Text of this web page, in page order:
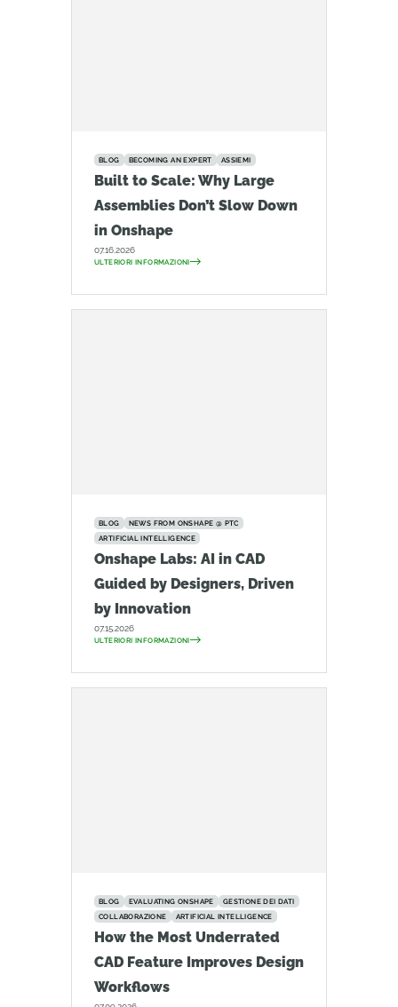
BLOG BECOMING AN EXPERT ASSIEMI
Built to Scale: Why Large
Assemblies Don’t Slow Down
in Onshape
07.16.2026
ULTERIORI INFORMAZIONI
BLOG
NEWS FROM ONSHAPE @ PTC
ARTIFICIAL INTELLIGENCE
Onshape Labs: AI in CAD
Guided by Designers, Driven
by Innovation
07.15.2026
ULTERIORI INFORMAZIONI
BLOG EVALUATING ONSHAPE
GESTIONE DEI DATI
COLLABORAZIONE
ARTIFICIAL INTELLIGENCE
How the Most Underrated
CAD Feature Improves Design
Workflows